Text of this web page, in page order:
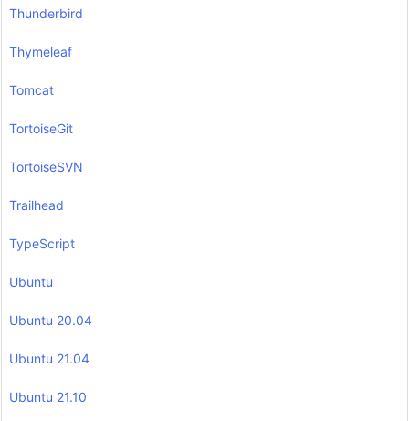
Thunderbird
Thymeleaf
Tomcat
TortoiseGit
TortoiseSVN
Trailhead
TypeScript
Ubuntu
Ubuntu 20.04
Ubuntu 21.04
Ubuntu 21.10